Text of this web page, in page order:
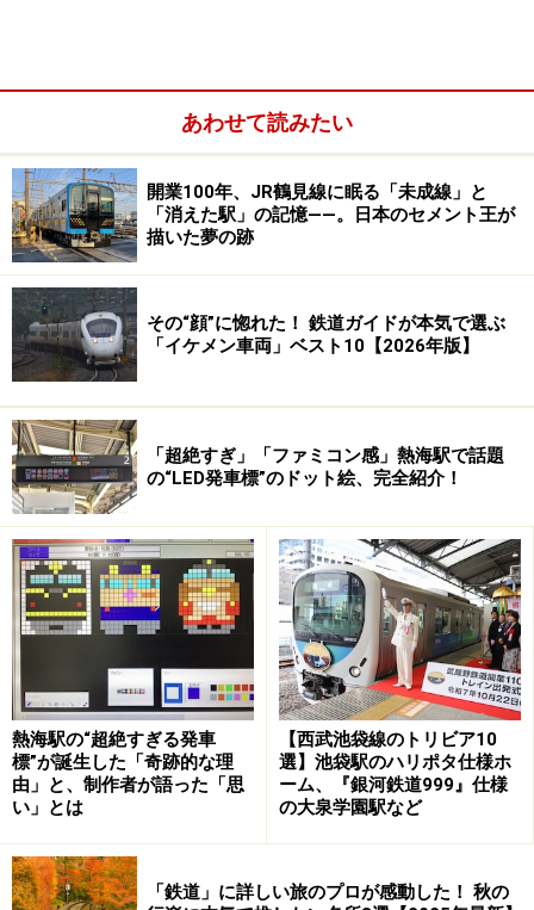
貴志川線の車窓からは、のどかな田園風景が眺められる。
次第に町外れとなり、田園風景の中をのんびり進む。30
分あまりの旅の半ば過ぎにある伊太祈曽（いだきそ＝神
社名や南海電鉄時代とは漢字が変わった）駅は、車庫の
ある貴志川線の要となる駅だ。ここで反対方向へ行く電
車とすれ違いの為、少々停車する。駅では和歌山電鐵の
楽しいグッズも売っているので、時間があれば帰りに途
中下車して冷やかしたいものだ。
貴志駅は、小さな終着駅だが、観光客でごった返してい
た。
この先は、山深いところをのろのろ進むかと思えば、突
然視界が開け、大きな池を渡ったりもする。その名も大
池（おいけ）遊園。春は桜の名所になるらしい。さらに
先を急ぎ、甘露寺前（かんろじまえ）に停まれば、いよ
いよ次が終点・貴志（きし）だ。
貴志駅は、線路は二本あるものの、ホームは片側一本だ
けの小さな終着駅である。一番前のドアで一日乗車券を
運転士に見せて降りると、階段を数段下りて小さな駅舎
へと続く。
あわせて読みたい
開業100年、JR鶴見線に眠る「未成線」と
「消えた駅」の記憶――。日本のセメント王が
描いた夢の跡
その“顔”に惚れた！ 鉄道ガイドが本気で選ぶ
「イケメン車両」ベスト10【2026年版】
「超絶すぎ」「ファミコン感」熱海駅で話題
の“LED発車標”のドット絵、完全紹介！
熱海駅の“超絶すぎる発車
標”が誕生した「奇跡的な理
由」と、制作者が語った「思
い」とは
【西武池袋線のトリビア10
選】池袋駅のハリポタ仕様ホ
ーム、『銀河鉄道999』仕様
の大泉学園駅など
「鉄道」に詳しい旅のプロが感動した！ 秋の